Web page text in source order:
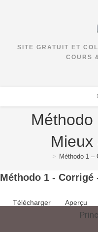
SITE GRATUIT ET
COURS
Mieux
> Méthodo 1 –
Méthodo 1 - Corrigé
Télécharger Aperçu